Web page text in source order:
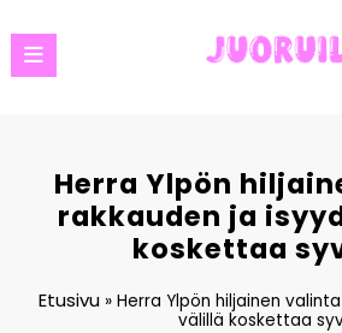
to
content
Herra Ylpön
rakkauden ja
koskettaa
Etusivu» Herra Ylpön hiljainen
välillä koskettaa